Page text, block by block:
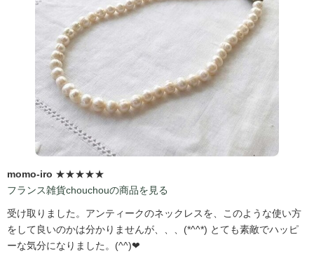
momo-iro ★★★★★
フランス雑貨chouchouの商品を見る
受け取りました。アンティークのネックレスを、このような使い方
をして良いのかは分かりませんが、、、(*^^*) とても素敵でハッピ
ーな気分になりました。(^^)❤